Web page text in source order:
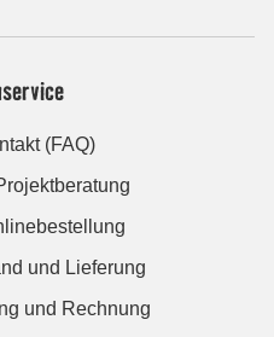
(FAQ)
und Lieferung
und Rechnung